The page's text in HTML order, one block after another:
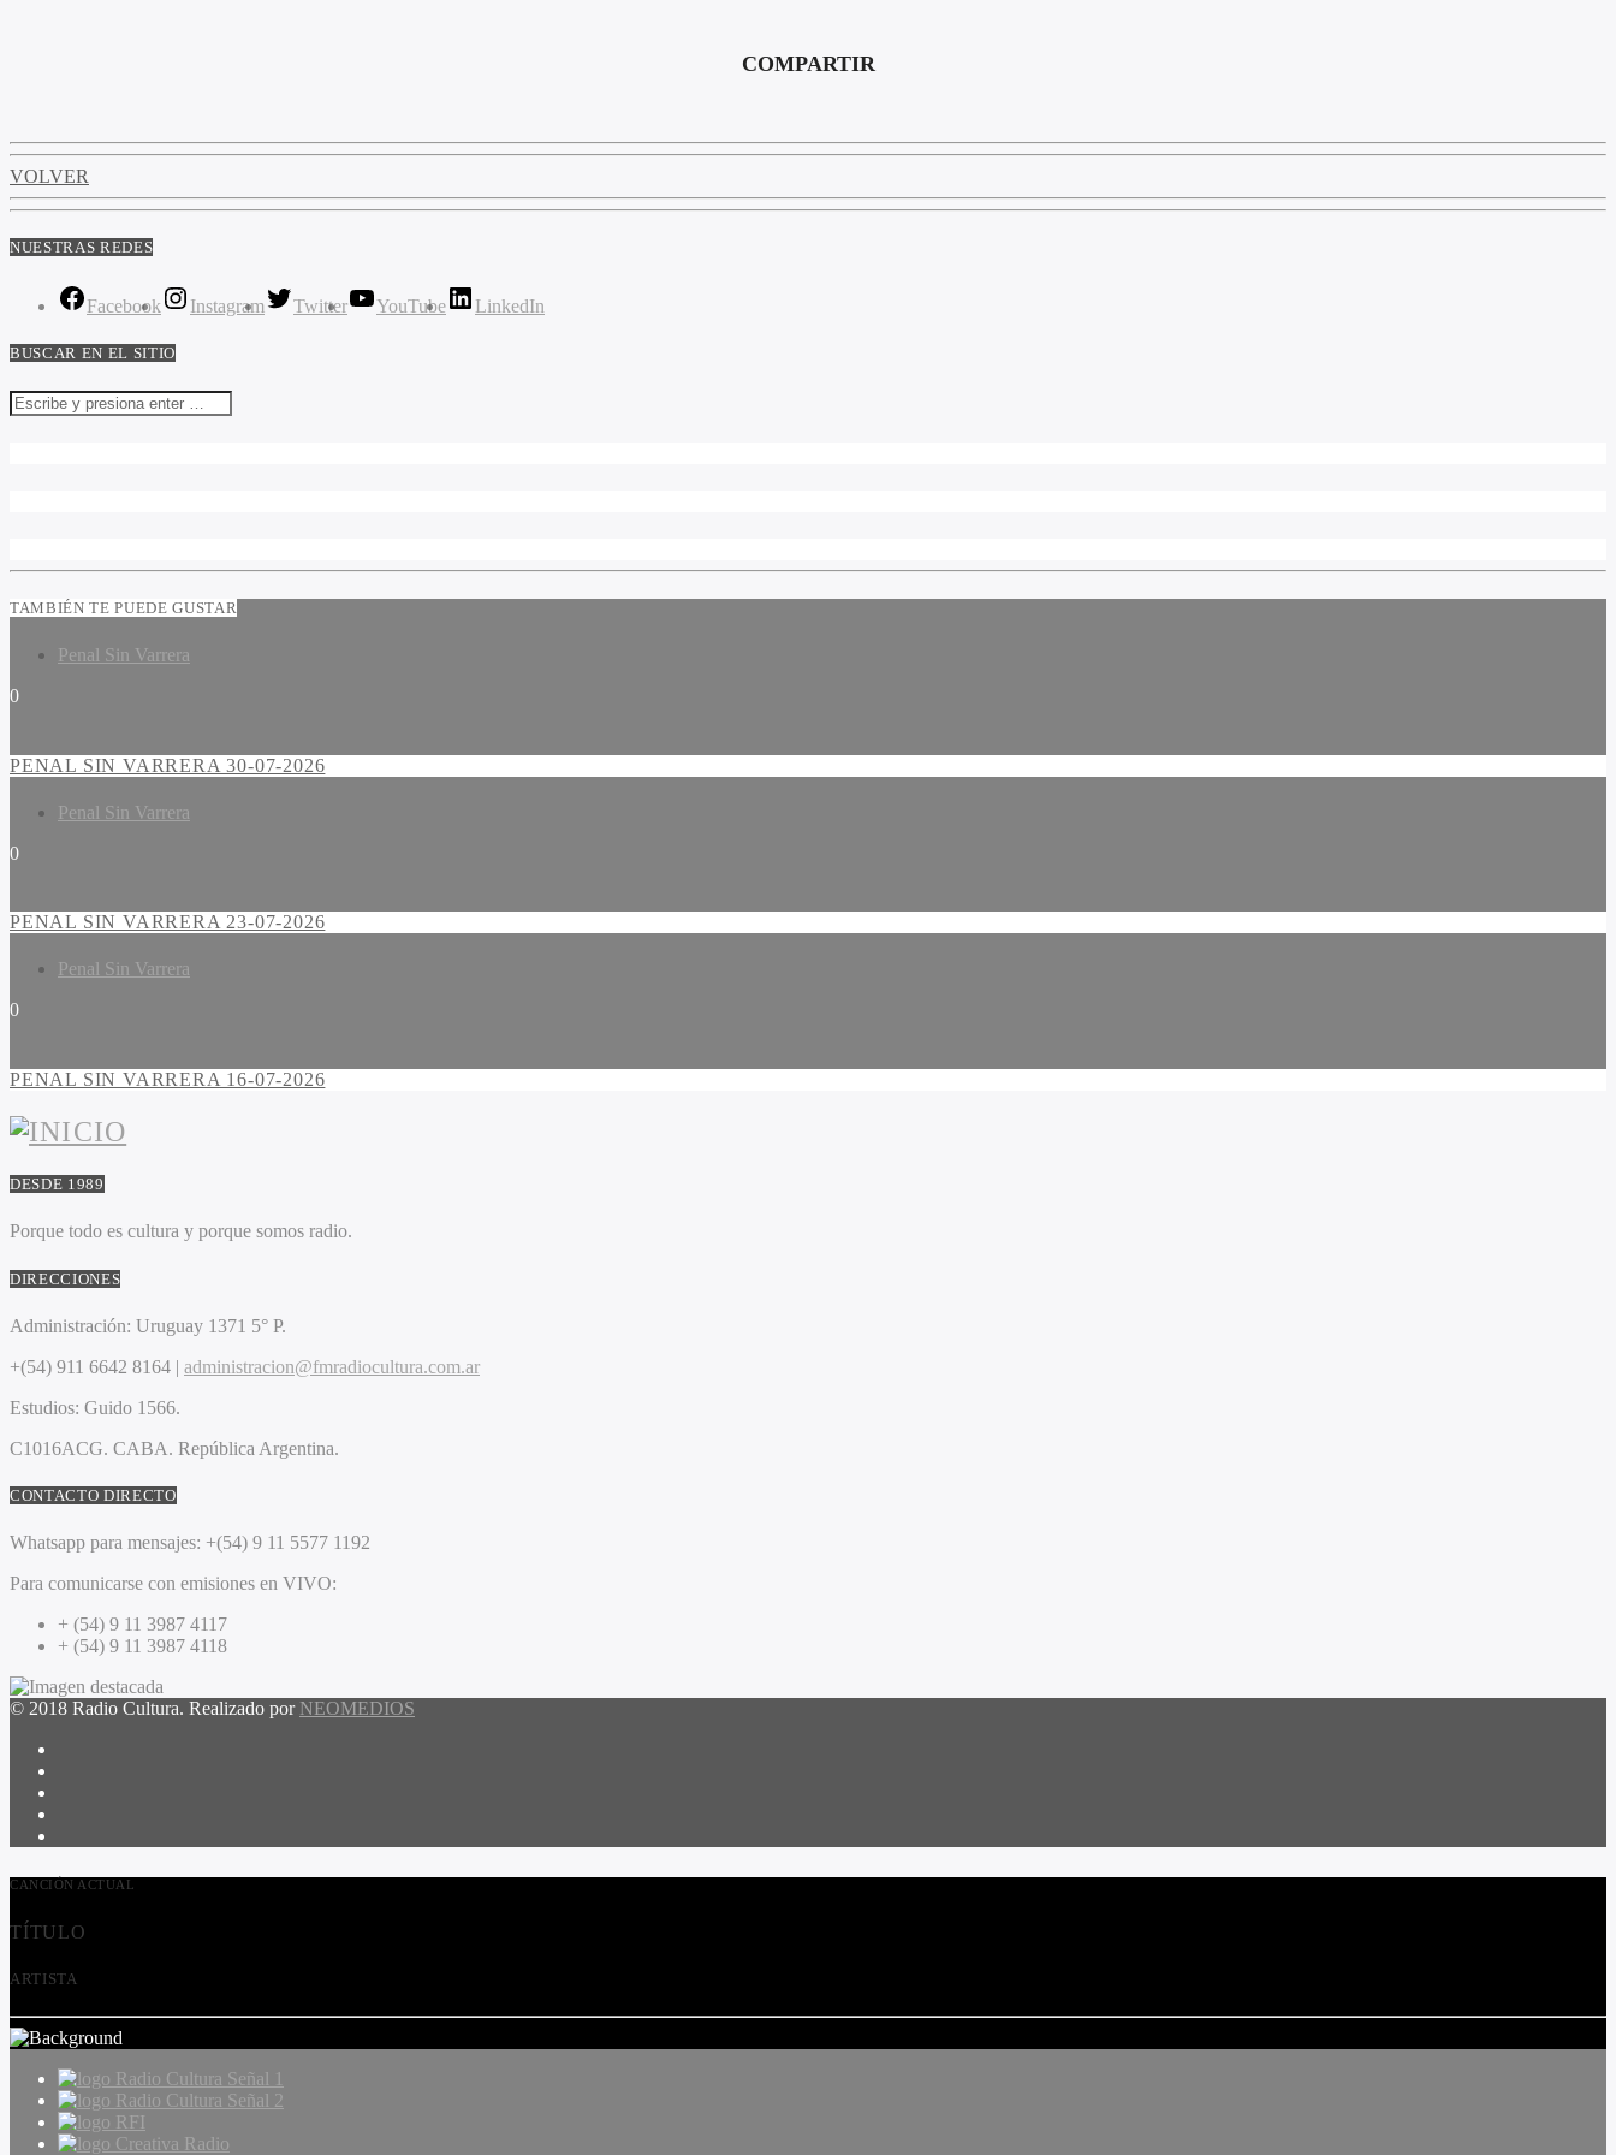
COMPARTIR
VOLVER
NUESTRAS REDES
Facebook Instagram Twitter YouTube LinkedIn
BUSCAR EN EL SITIO
TAMBIÉN TE PUEDE GUSTAR
Penal Sin Varrera
0
PENAL SIN VARRERA 30-07-2026
Penal Sin Varrera
0
PENAL SIN VARRERA 23-07-2026
Penal Sin Varrera
0
PENAL SIN VARRERA 16-07-2026
DESDE 1989
Porque todo es cultura y porque somos radio.
DIRECCIONES
Administración: Uruguay 1371 5° P.
+(54) 911 6642 8164 | administracion@fmradiocultura.com.ar
Estudios: Guido 1566.
C1016ACG. CABA. República Argentina.
CONTACTO DIRECTO
Whatsapp para mensajes: +(54) 9 11 5577 1192
Para comunicarse con emisiones en VIVO:
+ (54) 9 11 3987 4117
+ (54) 9 11 3987 4118
© 2018 Radio Cultura. Realizado por NEOMEDIOS
CANCIÓN ACTUAL
TÍTULO
ARTISTA
Radio Cultura Señal 1
Radio Cultura Señal 2
RFI
Creativa Radio